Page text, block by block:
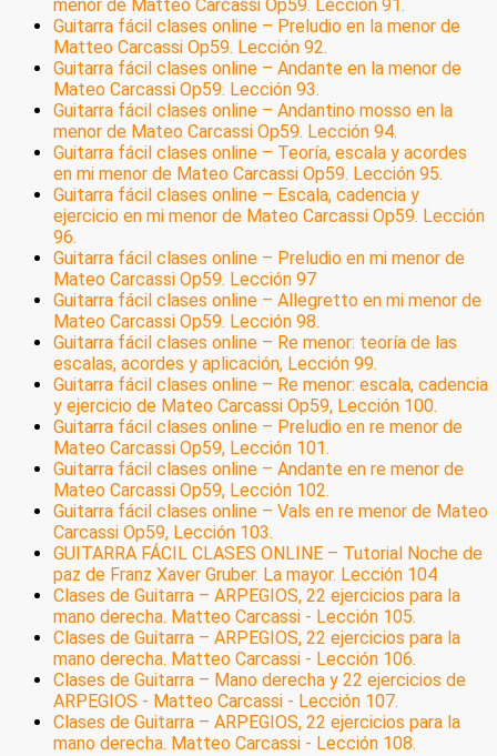
menor de Matteo Carcassi Op59. Lección 91.
Guitarra fácil clases online – Preludio en la menor de
Matteo Carcassi Op59. Lección 92.
Guitarra fácil clases online – Andante en la menor de
Mateo Carcassi Op59. Lección 93.
Guitarra fácil clases online – Andantino mosso en la
menor de Mateo Carcassi Op59. Lección 94.
Guitarra fácil clases online – Teoría, escala y acordes
en mi menor de Mateo Carcassi Op59. Lección 95.
Guitarra fácil clases online – Escala, cadencia y
ejercicio en mi menor de Mateo Carcassi Op59. Lección
96.
Guitarra fácil clases online – Preludio en mi menor de
Mateo Carcassi Op59. Lección 97
Guitarra fácil clases online – Allegretto en mi menor de
Mateo Carcassi Op59. Lección 98.
Guitarra fácil clases online – Re menor: teoría de las
escalas, acordes y aplicación, Lección 99.
Guitarra fácil clases online – Re menor: escala, cadencia
y ejercicio de Mateo Carcassi Op59, Lección 100.
Guitarra fácil clases online – Preludio en re menor de
Mateo Carcassi Op59, Lección 101.
Guitarra fácil clases online – Andante en re menor de
Mateo Carcassi Op59, Lección 102.
Guitarra fácil clases online – Vals en re menor de Mateo
Carcassi Op59, Lección 103.
GUITARRA FÁCIL CLASES ONLINE – Tutorial Noche de
paz de Franz Xaver Gruber. La mayor. Lección 104
Clases de Guitarra – ARPEGIOS, 22 ejercicios para la
mano derecha. Matteo Carcassi - Lección 105.
Clases de Guitarra – ARPEGIOS, 22 ejercicios para la
mano derecha. Matteo Carcassi - Lección 106.
Clases de Guitarra – Mano derecha y 22 ejercicios de
ARPEGIOS - Matteo Carcassi - Lección 107.
Clases de Guitarra – ARPEGIOS, 22 ejercicios para la
mano derecha. Matteo Carcassi - Lección 108.